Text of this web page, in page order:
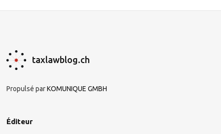
taxlawblog.ch
Propulsé parKOMUNIQUE GMBH
Éditeur